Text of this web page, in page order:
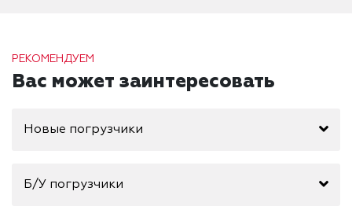
РЕКОМЕНДУЕМ
Вас может заинтересовать
Новые погрузчики
Б/У погрузчики